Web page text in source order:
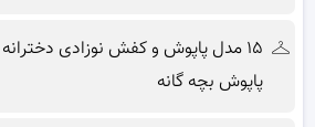
۱۵ مدل پاپوش و کفش نوزادی
پاپوش بچه گانه